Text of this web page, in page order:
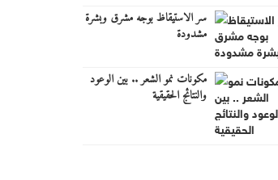
سر الاستيقاظ بوجه مشرق وبشرة
مشدودة
مكونات نمو الشعر .. بين الوعود
والنتائج الحقيقية